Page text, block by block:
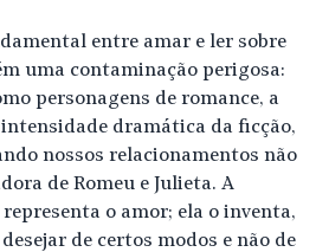
entre amar e ler sobre
uma contaminação perigosa:
personagens de romance, a
dramática da ficção,
nossos relacionamentos não
de Romeu e Julieta. A
o amor; ela o inventa,
de certos modos e não de